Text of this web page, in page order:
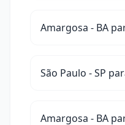
Amargosa - BA
São Paulo - SP
Amargosa - BA